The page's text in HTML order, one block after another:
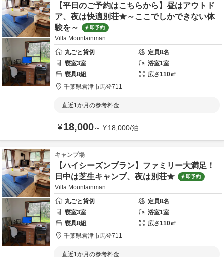
【平日のご予約はこちらから】昼はアウトド
ア、夜は快適別荘★～ここでしかできない体
験を～
即予約
Villa Mountainman
丸ごと貸切
定員8名
寝室3室 浴室1室
寝具8組 広さ110㎡
千葉県君津市馬登711
直近1か月の参考料金
¥18,000～ ¥18,000/泊
キャンプ場
【ハイシーズンプラン】ファミリー大満足！
日中は芝生キャンプ、夜は別荘★
即予約
Villa Mountainman
丸ごと貸切
定員8名
寝室3室 浴室1室
寝具8組 広さ110㎡
千葉県君津市馬登711
直近1か月の参考料金